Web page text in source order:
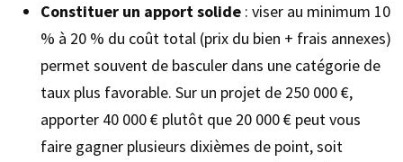
Constituer un apport solide: viser au minimum 10
% à 20 % du coût total (prix du bien + frais annexes)
permet souvent de basculer dans une catégorie de
taux plus favorable. Sur un projet de 250 000 €,
apporter 40 000 € plutôt que 20 000 € peut vous
faire gagner plusieurs dixièmes de point, soit